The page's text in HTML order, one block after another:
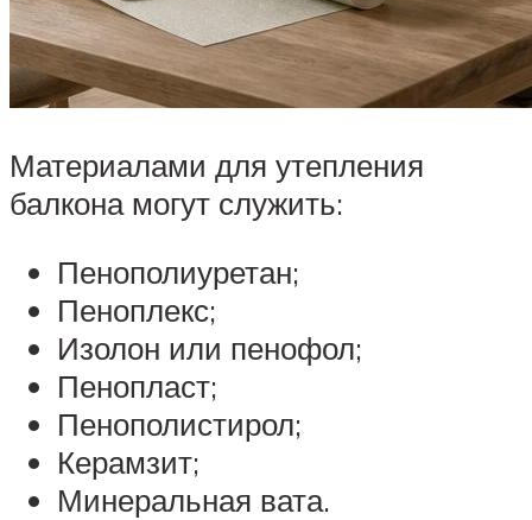
Материалами для утепления
балкона могут служить:
Пенополиуретан;
Пеноплекс;
Изолон или пенофол;
Пенопласт;
Пенополистирол;
Керамзит;
Минеральная вата.